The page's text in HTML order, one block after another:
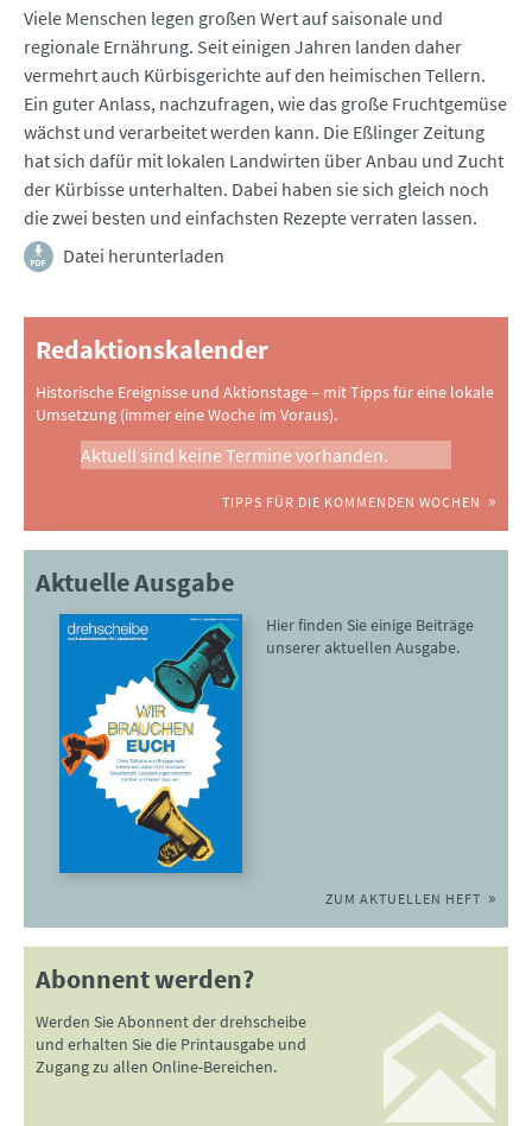
Viele Menschen legen großen Wert auf saisonale und
regionale Ernährung. Seit einigen Jahren landen daher
vermehrt auch Kürbisgerichte auf den heimischen Tellern.
Ein guter Anlass, nachzufragen, wie das große Fruchtgemüse
wächst und verarbeitet werden kann. Die Eßlinger Zeitung
hat sich dafür mit lokalen Landwirten über Anbau und Zucht
der Kürbisse unterhalten. Dabei haben sie sich gleich noch
die zwei besten und einfachsten Rezepte verraten lassen.
Datei herunterladen
Redaktionskalender
Historische Ereignisse und Aktionstage – mit Tipps für eine lokale
Umsetzung (immer eine Woche im Voraus).
Aktuell sind keine Termine vorhanden.
TIPPS FÜR DIE KOMMENDEN WOCHEN
Aktuelle Ausgabe
Hier finden Sie einige Beiträge
unserer aktuellen Ausgabe.
ZUM AKTUELLEN HEFT
Abonnent werden?
Werden Sie Abonnent der drehscheibe
und erhalten Sie die Printausgabe und
Zugang zu allen Online-Bereichen.